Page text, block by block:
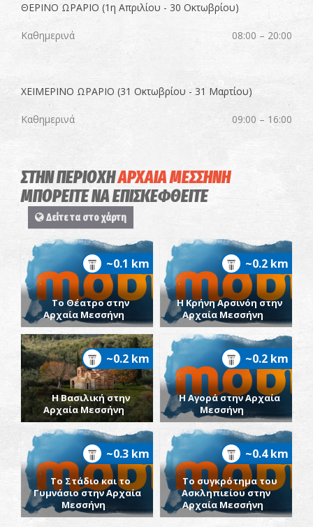
ΘΕΡΙΝΟ ΩΡΑΡΙΟ (1η Απριλίου - 30 Οκτωβρίου)
Καθημερινά 08:00 – 20:00
ΧΕΙΜΕΡΙΝΟ ΩΡΑΡΙΟ (31 Οκτωβρίου - 31 Μαρτίου)
Καθημερινά 09:00 – 16:00
ΣΤΗΝ ΠΕΡΙΟΧΗΑΡΧΑΙΑ ΜΕΣΣΗΝΗ
ΜΠΟΡΕΙΤΕ ΝΑ ΕΠΙΣΚΕΦΘΕΙΤΕ
Δείτε τα στο χάρτη
~0.1 km
Το Θέατρο στην
Αρχαία Μεσσήνη
~0.2 km
Η Κρήνη Αρσινόη στην
Αρχαία Μεσσήνη
~0.2 km
Η Βασιλική στην
Αρχαία Μεσσήνη
~0.2 km
Η Αγορά στην Αρχαία
Μεσσήνη
~0.3 km
Το Στάδιο και το
Γυμνάσιο στην Αρχαία
Μεσσήνη
~0.4 km
Το συγκρότημα του
Ασκληπιείου στην
Αρχαία Μεσσήνη